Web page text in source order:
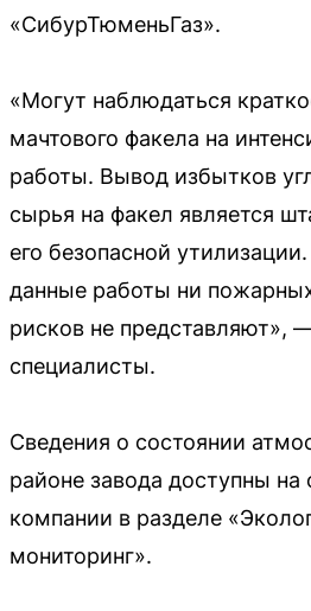
«СибурТюменьГаз».
«Могут наблюдаться
мачтового факела на
работы. Вывод избытков
сырья на факел является
его безопасной
данные работы ни
рисков не представляют»,
специалисты.
Сведения о состоянии
районе завода доступны
компании в разделе
мониторинг».